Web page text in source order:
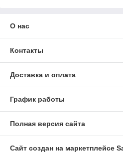
О нас
Контакты
Доставка и оплата
График работы
Полная версия сайта
Сайт создан на маркетплейсе